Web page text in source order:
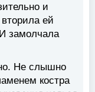
и
ей
замолчала
Не слышно
костра